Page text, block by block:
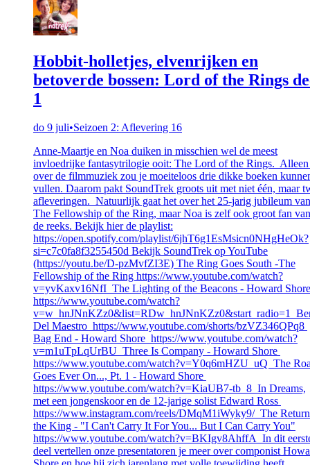
Hobbit-holletjes, elvenrijken en
betoverde bossen: Lord of the Rings
1
do 9 juli•Seizoen 2: Aflevering 16
Anne-Maartje en Noa duiken in misschien wel de meest
invloedrijke fantasytrilogie ooit: The Lord of the Rings.
over de filmmuziek zou je moeiteloos drie dikke boeken
vullen. Daarom pakt SoundTrek groots uit met niet één, maar
afleveringen. Natuurlijk gaat het over het 25-jarig jubileum van
The Fellowship of the Ring, maar Noa is zelf ook groot fan van
de reeks. Bekijk hier de playlist:
https://open.spotify.com/playlist/6jhT6g1EsMsicn0NHgHeOk?
si=c7c0fa8f3255450d Bekijk SoundTrek op YouTube
(https://youtu.be/D-pzMvfZI3E) The Ring Goes South -The
Fellowship of the Ring https://www.youtube.com/watch?
v=yvKaxv16NfI The Lighting of the Beacons - Howard
https://www.youtube.com/watch?
v=w_hnJNnKZz0&list=RDw_hnJNnKZz0&start_radio=1
Del Maestro https://www.youtube.com/shorts/bzVZ346QPq8
Bag End - Howard Shore https://www.youtube.com/watch?
v=m1uTpLqUrBU Three Is Company - Howard Shore
https://www.youtube.com/watch?v=Y0q6mHZU_uQ The
Goes Ever On..., Pt. 1 - Howard Shore
https://www.youtube.com/watch?v=KiaUB7-tb_8 In Dreams,
met een jongenskoor en de 12-jarige solist Edward Ross
https://www.instagram.com/reels/DMqM1iWyky9/ The
the King - "I Can't Carry It For You... But I Can Carry You"
https://www.youtube.com/watch?v=BKIgv8AhffA In dit
deel vertellen onze presentatoren je meer over componist